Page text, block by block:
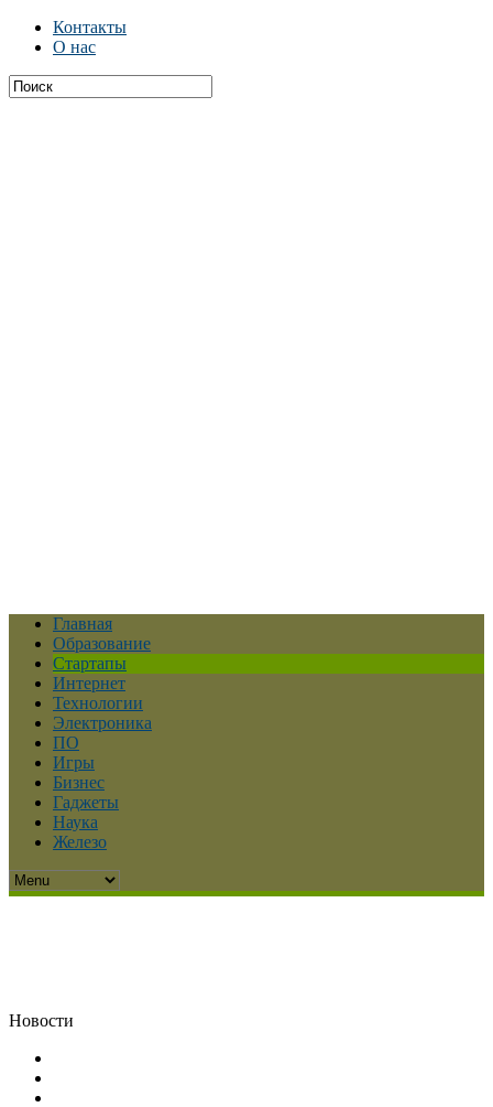
Контакты
О нас
Главная
Образование
Стартапы
Интернет
Технологии
Электроника
ПО
Игры
Бизнес
Гаджеты
Наука
Железо
Новости